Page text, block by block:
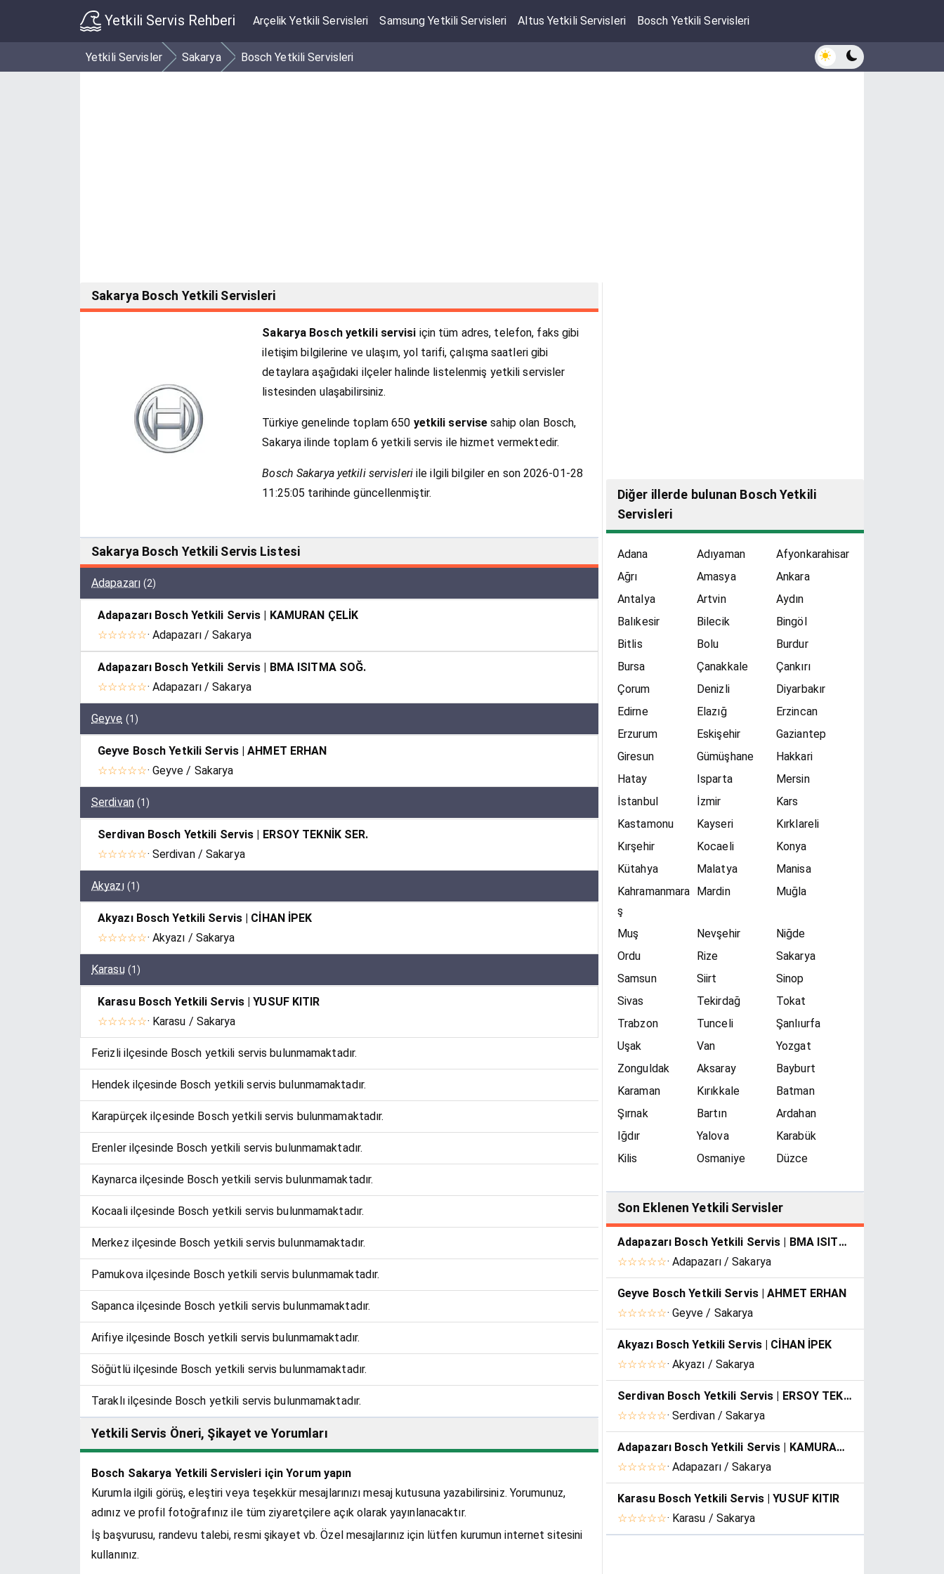
Yetkili Servis Rehberi Arçelik Yetkili Servisleri Samsung Yetkili Servisleri Altus Yetkili Servisleri Bosch Yetkili Servisleri
Yetkili Servisler Sakarya Bosch Yetkili Servisleri Açık/Koyu modu değiştir
Sakarya Bosch Yetkili Servisleri
Sakarya Bosch yetkili servisi için tüm adres, telefon, faks gibi
iletişim bilgilerine ve ulaşım, yol tarifi, çalışma saatleri gibi
detaylara aşağıdaki ilçeler halinde listelenmiş yetkili servisler
listesinden ulaşabilirsiniz.
Türkiye genelinde toplam 650 yetkili servise sahip olan Bosch,
Sakarya ilinde toplam 6 yetkili servis ile hizmet vermektedir.
Bosch Sakarya yetkili servisleriile ilgili bilgiler en son 2026-01-28
11:25:05 tarihinde güncellenmiştir.
Sakarya Bosch Yetkili Servis Listesi
Adapazarı (2)
Adapazarı Bosch Yetkili Servis | KAMURAN ÇELİK
☆☆☆☆☆· Adapazarı / Sakarya
Adapazarı Bosch Yetkili Servis | BMA ISITMA SOĞ.
☆☆☆☆☆· Adapazarı / Sakarya
Geyve (1)
Geyve Bosch Yetkili Servis | AHMET ERHAN
☆☆☆☆☆· Geyve / Sakarya
Serdivan (1)
Serdivan Bosch Yetkili Servis | ERSOY TEKNİK SER.
☆☆☆☆☆· Serdivan / Sakarya
Akyazı (1)
Akyazı Bosch Yetkili Servis | CİHAN İPEK
☆☆☆☆☆· Akyazı / Sakarya
Karasu (1)
Karasu Bosch Yetkili Servis | YUSUF KITIR
☆☆☆☆☆· Karasu / Sakarya
Ferizli ilçesinde Bosch yetkili servis bulunmamaktadır.
Hendek ilçesinde Bosch yetkili servis bulunmamaktadır.
Karapürçek ilçesinde Bosch yetkili servis bulunmamaktadır.
Erenler ilçesinde Bosch yetkili servis bulunmamaktadır.
Kaynarca ilçesinde Bosch yetkili servis bulunmamaktadır.
Kocaali ilçesinde Bosch yetkili servis bulunmamaktadır.
Merkez ilçesinde Bosch yetkili servis bulunmamaktadır.
Pamukova ilçesinde Bosch yetkili servis bulunmamaktadır.
Sapanca ilçesinde Bosch yetkili servis bulunmamaktadır.
Arifiye ilçesinde Bosch yetkili servis bulunmamaktadır.
Söğütlü ilçesinde Bosch yetkili servis bulunmamaktadır.
Taraklı ilçesinde Bosch yetkili servis bulunmamaktadır.
Yetkili Servis Öneri, Şikayet ve Yorumları
Bosch Sakarya Yetkili Servisleri için Yorum yapın
Kurumla ilgili görüş, eleştiri veya teşekkür mesajlarınızı mesaj kutusuna yazabilirsiniz. Yorumunuz,
adınız ve profil fotoğrafınız ile tüm ziyaretçilere açık olarak yayınlanacaktır.
İş başvurusu, randevu talebi, resmi şikayet vb. Özel mesajlarınız için lütfen kurumun internet sitesini
kullanınız.
Diğer illerde bulunan Bosch Yetkili
Servisleri
Adana Adıyaman
Afyonkarahisar
Ağrı
Amasya
Ankara
Antalya
Artvin
Aydın
Balıkesir
Bilecik
Bingöl
Bitlis
Bolu
Burdur
Bursa
Çanakkale
Çankırı
Çorum
Denizli
Diyarbakır
Edirne
Elazığ
Erzincan
Erzurum
Eskişehir
Gaziantep
Giresun
Gümüşhane
Hakkari
Hatay
Isparta
Mersin
İstanbul
İzmir
Kars
Kastamonu
Kayseri
Kırklareli
Kırşehir
Kocaeli
Konya
Kütahya
Malatya
Manisa
Kahramanmara
ş
Mardin Muğla
Muş Nevşehir
Niğde
Ordu
Rize
Sakarya
Samsun
Siirt
Sinop
Sivas
Tekirdağ
Tokat
Trabzon
Tunceli
Şanlıurfa
Uşak
Van
Yozgat
Zonguldak
Aksaray
Bayburt
Karaman
Kırıkkale
Batman
Şırnak
Bartın
Ardahan
Iğdır
Yalova
Karabük
Kilis
Osmaniye Düzce
Son Eklenen Yetkili Servisler
Adapazarı Bosch Yetkili Servis | BMA ISITMA SOĞ.
☆☆☆☆☆· Adapazarı / Sakarya
Geyve Bosch Yetkili Servis | AHMET ERHAN
☆☆☆☆☆· Geyve / Sakarya
Akyazı Bosch Yetkili Servis | CİHAN İPEK
☆☆☆☆☆· Akyazı / Sakarya
Serdivan Bosch Yetkili Servis | ERSOY TEKNİK SER.
☆☆☆☆☆· Serdivan / Sakarya
Adapazarı Bosch Yetkili Servis | KAMURAN ÇELİK
☆☆☆☆☆· Adapazarı / Sakarya
Karasu Bosch Yetkili Servis | YUSUF KITIR
☆☆☆☆☆· Karasu / Sakarya